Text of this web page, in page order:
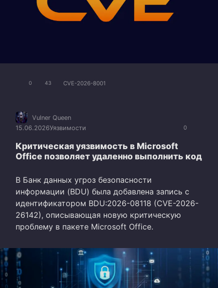
0 43 CVE-2026-8001
0
Vulner Queen
15.06.2026Уязвимости
Критическая уязвимость в Microsoft
Office позволяет удаленно выполнить код
В Банк данных угроз безопасности
информации (BDU) была добавлена запись с
идентификатором BDU:2026-08118 (CVE-2026-
26142), описывающая новую критическую
проблему в пакете Microsoft Office.